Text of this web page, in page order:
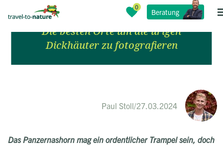
Beratung
Panzernashörner in Nepal
Die besten Orte um die urigen
Dickhäuter zu fotografieren
Paul Stoll/27.03.2024
Das Panzernashorn mag ein ordentlicher Trampel sein, doch